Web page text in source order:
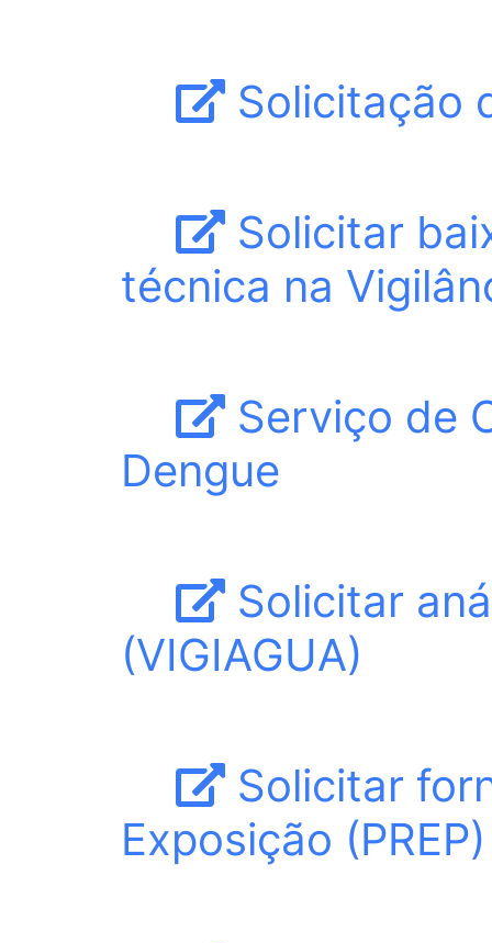
Solicitação
Solicitar
técnica na
Serviço de
Dengue
Solicitar
(VIGIAGUA)
Solicitar
Exposição (PREP)